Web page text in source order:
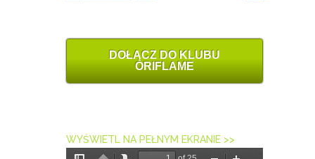
DOŁĄCZ DO KLUBU
ORIFLAME
WYŚWIETL NA PEŁNYM EKRANIE >>